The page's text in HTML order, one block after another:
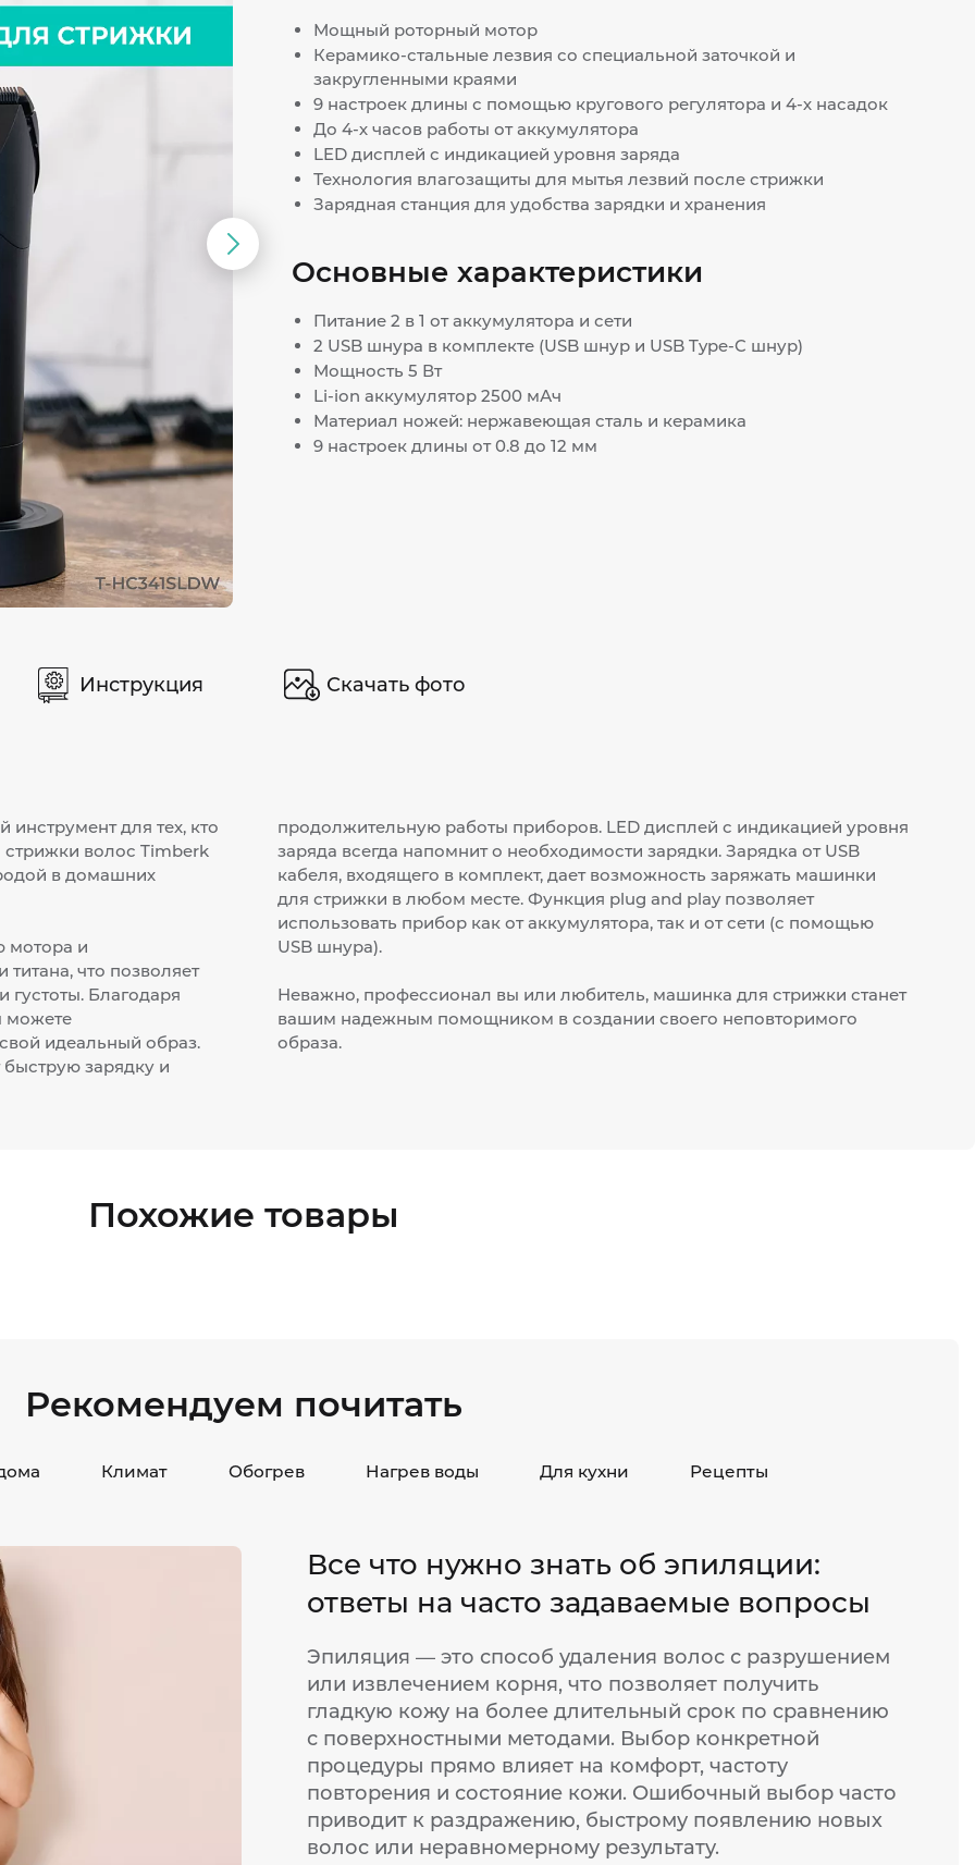
Следующий
Мощный роторный мотор
Керамико-стальные лезвия со специальной заточкой и
закругленными краями
9 настроек длины с помощью кругового регулятора и 4-х насадок
До 4-х часов работы от аккумулятора
LED дисплей с индикацией уровня заряда
Технология влагозащиты для мытья лезвий после стрижки
Зарядная станция для удобства зарядки и хранения
Основные характеристики
Питание 2 в 1 от аккумулятора и сети
2 USB шнура в комплекте (USB шнур и USB Type-C шнур)
Мощность 5 Вт
Li-ion аккумулятор 2500 мАч
Материал ножей: нержавеющая сталь и керамика
9 настроек длины от 0.8 до 12 мм
Инструкция Скачать фото
для тех, кто
волос Timberk
в домашних
мотора и
что позволяет
густоты. Благодаря
можете
идеальный образ.
зарядку и
продолжительную работы приборов. LED дисплей с индикацией уровня
заряда всегда напомнит о необходимости зарядки. Зарядка от USB
кабеля, входящего в комплект, дает возможность заряжать машинки
для стрижки в любом месте. Функция plug and play позволяет
использовать прибор как от аккумулятора, так и от сети (с помощью
USB шнура).
Неважно, профессионал вы или любитель, машинка для стрижки станет
вашим надежным помощником в создании своего неповторимого
образа.
Похожие товары
Рекомендуем почитать
Климат Обогрев Нагрев воды Для кухни Рецепты
Все что нужно знать об эпиляции:
ответы на часто задаваемые вопросы
Эпиляция — это способ удаления волос с разрушением
или извлечением корня, что позволяет получить
гладкую кожу на более длительный срок по сравнению
с поверхностными методами. Выбор конкретной
процедуры прямо влияет на комфорт, частоту
повторения и состояние кожи. Ошибочный выбор часто
приводит к раздражению, быстрому появлению новых
волос или неравномерному результату.